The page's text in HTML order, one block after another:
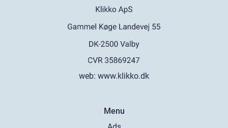
web: www.klikko.dk
Menu